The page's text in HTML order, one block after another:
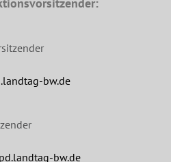
bw.de
bw.de